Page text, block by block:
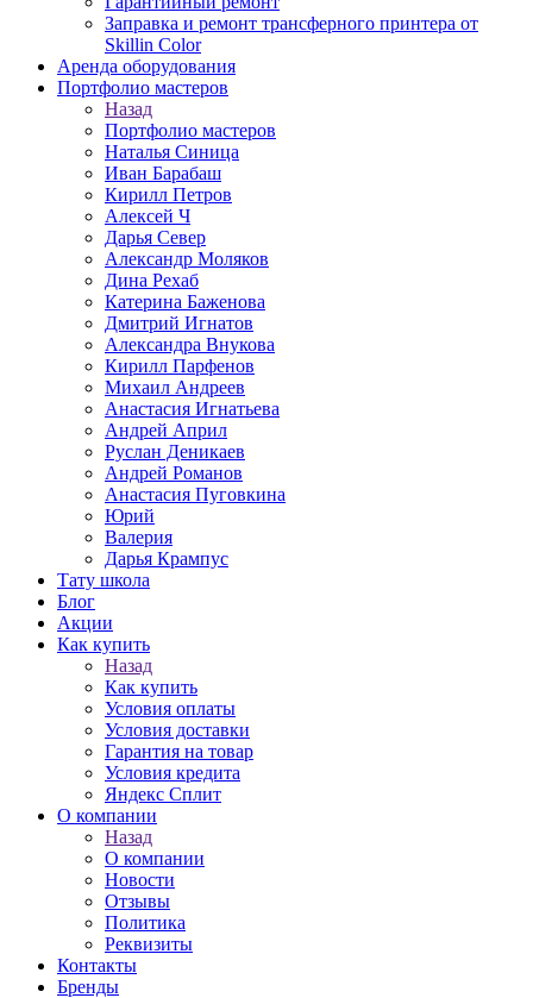
Заправка и ремонт трансферного принтера от
Skillin Color
Аренда оборудования
Портфолио мастеров
Назад
Портфолио мастеров
Наталья Синица
Иван Барабаш
Кирилл Петров
Алексей Ч
Дарья Север
Александр Моляков
Дина Рехаб
Катерина Баженова
Дмитрий Игнатов
Александра Внукова
Кирилл Парфенов
Михаил Андреев
Анастасия Игнатьева
Андрей Април
Руслан Деникаев
Андрей Романов
Анастасия Пуговкина
Юрий
Валерия
Дарья Крампус
Тату школа
Блог
Акции
Как купить
Назад
Как купить
Условия оплаты
Условия доставки
Гарантия на товар
Условия кредита
Яндекс Сплит
О компании
Назад
О компании
Новости
Отзывы
Политика
Реквизиты
Контакты
Бренды